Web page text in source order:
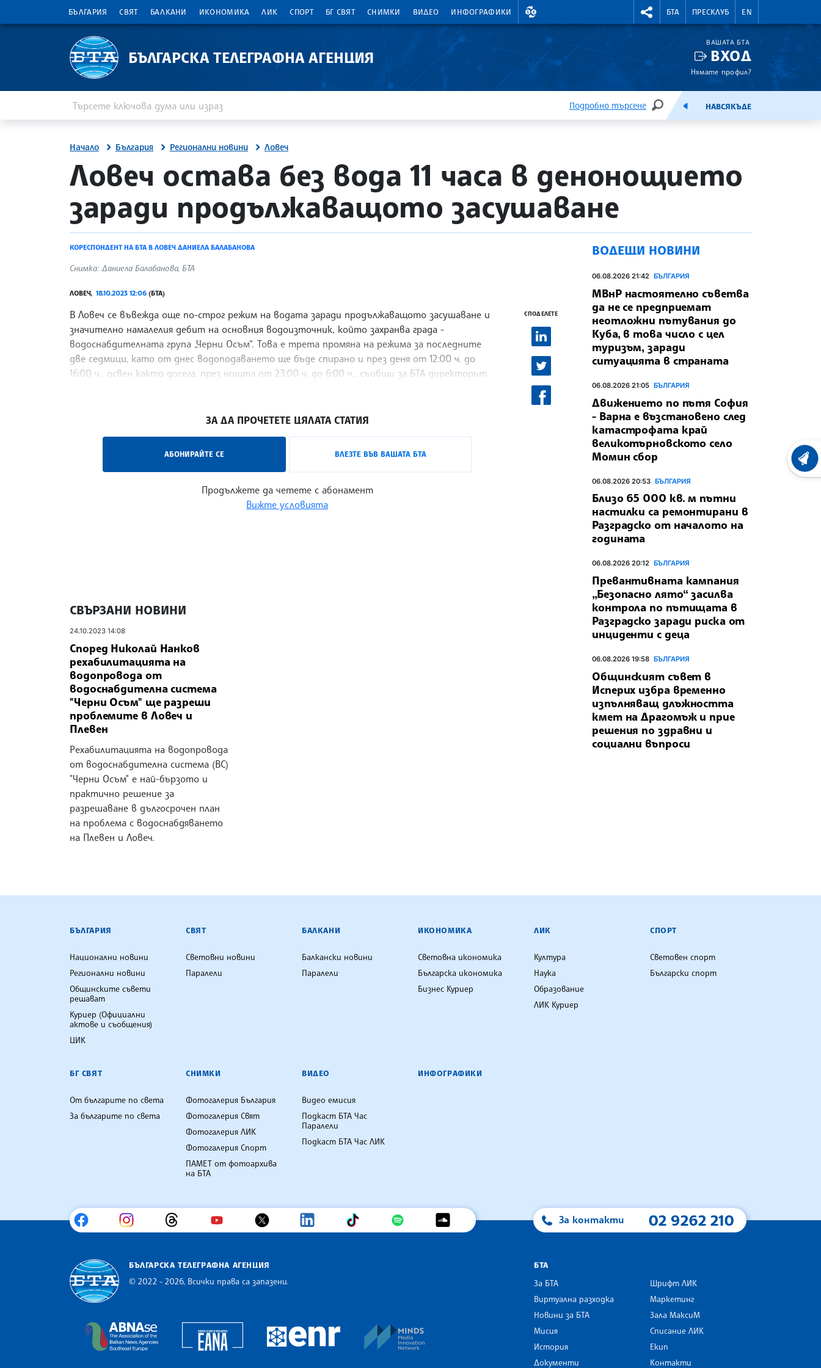
БЪЛГАРИЯ СВЯТ БАЛКАНИ ИКОНОМИКА ЛИК СПОРТ БГ СВЯТ СНИМКИ ВИДЕО ИНФОГРАФИКИ
ВАЛУТНИ КУРСОВЕ RIGHTMENU.SOCIAL
БТА ПРЕСКЛУБ EN
БЪЛГАРСКА ТЕЛЕГРАФНА АГЕНЦИЯ
ВАШАТА БТА
ВХОД
Нямате профил?
Подробно търсене
ТЪРСЕНЕЕМИСИЯНАВСЯКЪДЕ
Начало България Регионални новини Ловеч
site.bta
Ловеч остава без вода 11 часа в денонощието
заради продължаващото засушаване
КОРЕСПОНДЕНТ НА БТА В ЛОВЕЧ ДАНИЕЛА БАЛАБАНОВА
Снимка: Даниела Балабанова, БТА
ЛОВЕЧ, 18.10.2023 12:06 (БТА)
В Ловеч се въвежда още по-строг режим на водата заради продължаващото засушаване и
значително намалелия дебит на основния водоизточник, който захранва града -
водоснабдителната група „Черни Осъм“. Това е трета промяна на режима за последните
две седмици, като от днес водоподаването ще бъде спирано и през деня от 12:00 ч. до
16:00 ч., освен както досега, през нощта от 23:00 ч. до 6:00 ч., съобщи за БТА директорът
ЗА ДА ПРОЧЕТЕТЕ ЦЯЛАТА СТАТИЯ
АБОНИРАЙТЕ СЕ ВЛЕЗТЕ ВЪВ ВАШАТА БТА
Продължете да четете с абонамент
Вижте условията
СПОДЕЛЕТЕ
СВЪРЗАНИ НОВИНИ
24.10.2023 14:08
Според Николай Нанков
рехабилитацията на
водопровода от
водоснабдителна система
"Черни Осъм" ще разреши
проблемите в Ловеч и
Плевен
Рехабилитацията на водопровода
от водоснабдителна система (ВС)
"Черни Осъм" е най-бързото и
практично решение за
разрешаване в дългосрочен план
на проблема с водоснабдяването
на Плевен и Ловеч.
ВОДЕЩИ НОВИНИ
06.08.2026 21:42 БЪЛГАРИЯ
МВнР настоятелно съветва
да не се предприемат
неотложни пътувания до
Куба, в това число с цел
туризъм, заради
ситуацията в страната
06.08.2026 21:05 БЪЛГАРИЯ
Движението по пътя София
- Варна е възстановено след
катастрофата край
великотърновското село
Момин сбор
06.08.2026 20:53 БЪЛГАРИЯ
Близо 65 000 кв. м пътни
настилки са ремонтирани в
Разградско от началото на
годината
06.08.2026 20:12 БЪЛГАРИЯ
Превантивната кампания
„Безопасно лято“ засилва
контрола по пътищата в
Разградско заради риска от
инциденти с деца
06.08.2026 19:58 БЪЛГАРИЯ
Общинският съвет в
Исперих избра временно
изпълняващ длъжността
кмет на Драгомъж и прие
решения по здравни и
социални въпроси
БЪЛГАРСКА ТЕЛЕГРАФНА АГЕНЦИЯ
БЪЛГАРИЯ
Национални новини
Регионални новини
Общинските съвети
решават
Куриер (Официални
актове и съобщения)
ЦИК
СВЯТ
Световни новини
Паралели
БАЛКАНИ
Балкански новини
Паралели
ИКОНОМИКА
Световна икономика
Българска икономика
Бизнес Куриер
ЛИК
Култура
Наука
Образование
ЛИК Куриер
СПОРТ
Световен спорт
Български спорт
БГ СВЯТ
От българите по света
За българите по света
СНИМКИ
Фотогалерия България
Фотогалерия Свят
Фотогалерия ЛИК
Фотогалерия Спорт
ПАМЕТ от фотоархива
на БТА
ВИДЕО
Видео емисия
Подкаст БТА Час
Паралели
Подкаст БТА Час ЛИК
ИНФОГРАФИКИ
За контакти 02 9262 210
БЪЛГАРСКА ТЕЛЕГРАФНА АГЕНЦИЯ
© 2022 - 2026, Всички права са запазени.
The Assocoation of the Balkan News Agencies Southeast Europe
European Alliance of News Agencies
European Newsroom MINDS Media Innovation Network
БТА
За БТА
Виртуална разходка
Новини за БТА
Мисия
История
Документи
Шрифт ЛИК
Маркетинг
Зала МаксиМ
Списание ЛИК
Екип
Контакти